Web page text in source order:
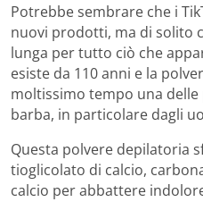
Potrebbe sembrare che i
nuovi prodotti, ma di solito
lunga per tutto ciò che
esiste da 110 anni e la
moltissimo tempo una delle
barba, in particolare dagli
Questa polvere depilatoria
tioglicolato di calcio,
calcio per abbattere